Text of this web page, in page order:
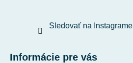
Sledovať na Instagrame
Informácie pre vás